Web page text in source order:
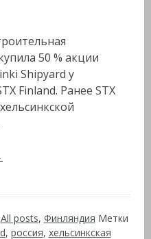
50 % акции
Shipyard у
Finland. Ранее STX
All posts, Финляндия Метки
, россия, хельсинкская